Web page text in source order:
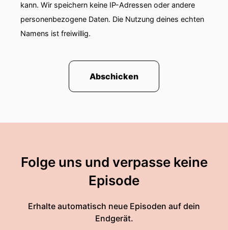
kann. Wir speichern keine IP-Adressen oder andere
personenbezogene Daten. Die Nutzung deines echten
Namens ist freiwillig.
Abschicken
Folge uns und verpasse keine
Episode
Erhalte automatisch neue Episoden auf dein
Endgerät.